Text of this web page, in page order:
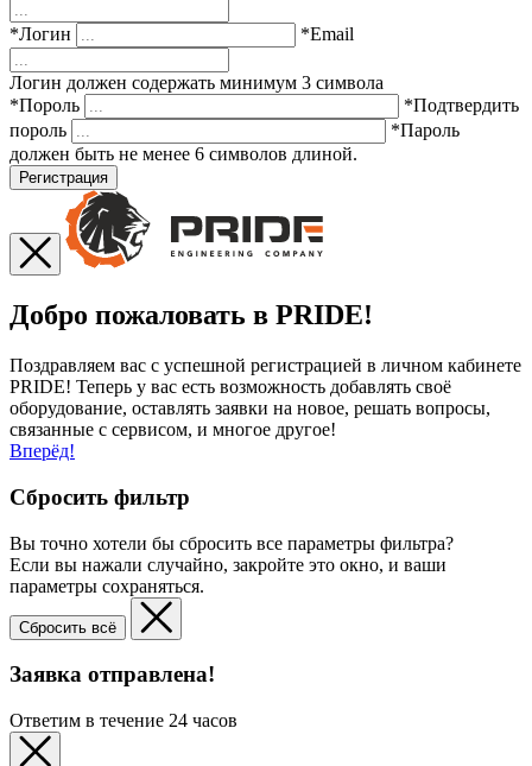
*Логин *Email
Логин должен содержать минимум 3 символа
*Пороль
*Подтвердить
пороль
*Пароль
должен быть не менее 6 символов длиной.
Регистрация
Добро пожаловать в PRIDE!
Поздравляем вас с успешной регистрацией в личном кабинете
PRIDE! Теперь у вас есть возможность добавлять своё
оборудование, оставлять заявки на новое, решать вопросы,
связанные с сервисом, и многое другое!
Вперёд!
Сбросить фильтр
Вы точно хотели бы сбросить все параметры фильтра?
Если вы нажали случайно, закройте это окно, и ваши
параметры сохраняться.
Сбросить всё
Заявка отправлена!
Ответим в течение 24 часов